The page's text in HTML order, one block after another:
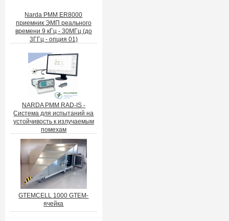
Narda PMM ER8000
приемник ЭМП реального
времени 9 кГц - 30МГц (до
3ГГц - опция 01)
NARDA PMM RAD-IS -
Система для испытаний на
устойчивость к излучаемым
помехам
GTEMCELL 1000 GTEM-
ячейка